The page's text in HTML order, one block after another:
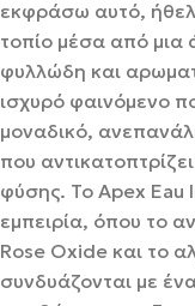
εκφράσω αυτό,
τοπίο μέσα από μια
φυλλώδη και
ισχυρό φαινόμενο
μοναδικό,
που
φύσης. Το Apex Eau
εμπειρία, όπου το
Rose Oxide και το
συνδυάζονται με